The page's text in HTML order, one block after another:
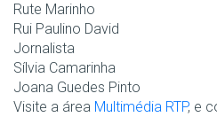
Rute Marinho
Rui Paulino David
Jornalista
Sílvia Camarinha
Joana Guedes Pinto
Visite a área Multimédia RTP, e